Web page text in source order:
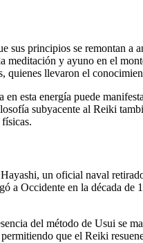
principios se remontan a
meditación y ayuno en el
llevaron el
esta energía puede
subyacente al Reiki
un oficial naval
a Occidente en la década de
del método de Usui se
que el Reiki